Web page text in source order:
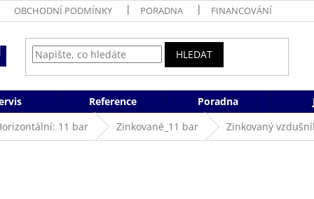
OBCHODNÍ PODMÍNKY PORADNA FINANCOVÁNÍ
HLEDAT
Reference Poradna
11 bar
Zinkované_11 bar Zinkovaný